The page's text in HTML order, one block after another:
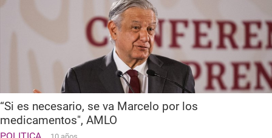
“Si es necesario, se va Marcelo por los
medicamentos", AMLO